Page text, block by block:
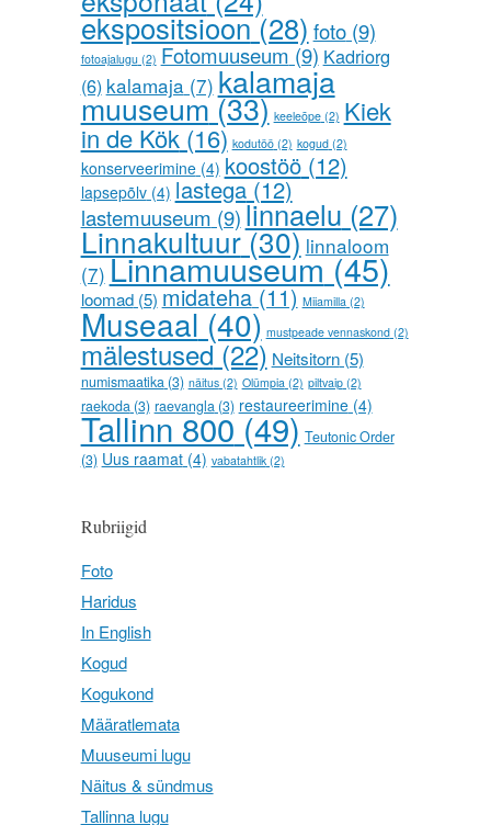
ekspositsioon(28) foto(9)
fotoajalugu(2) Fotomuuseum (9) Kadriorg
(6) kalamaja (7)kalamaja
muuseum(33) keeleõpe(2) Kiek
in de Kök(16) kodutöö(2) kogud(2)
konserveerimine(4) koostöö(12)
lapsepõlv(4) lastega(12)
lastemuuseum (9)linnaelu (27)
Linnakultuur(30) linnaloom
(7)Linnamuuseum(45)
loomad(5) midateha(11) Miiamilla (2)
Museaal(40) mustpeade vennaskond(2)
mälestused(22) Neitsitorn(5)
numismaatika (3) näitus(2) Olümpia (2) piltvaip(2)
raekoda (3) raevangla (3) restaureerimine(4)
Tallinn 800(49) Teutonic Order
(3) Uus raamat(4) vabatahtlik(2)
Rubriigid
Foto
Haridus
In English
Kogud
Kogukond
Määratlemata
Muuseumi lugu
Näitus & sündmus
Tallinna lugu